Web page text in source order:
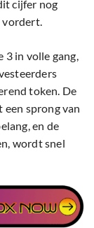
cijfer nog
vordert.
3 in volle gang,
token. De
sprong van
en de
wordt snel